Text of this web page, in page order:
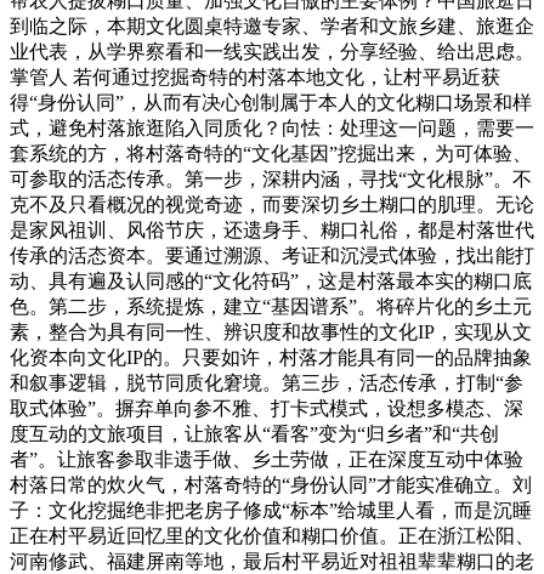
到临之际，本期文化圆桌特邀专家、学者和文旅乡建、旅逛企
业代表，从学界察看和一线实践出发，分享经验、给出思虑。
掌管人 若何通过挖掘奇特的村落本地文化，让村平易近获
得“身份认同”，从而有决心创制属于本人的文化糊口场景和样
式，避免村落旅逛陷入同质化？向怯：处理这一问题，需要一
套系统的方，将村落奇特的“文化基因”挖掘出来，为可体验、
可参取的活态传承。第一步，深耕内涵，寻找“文化根脉”。不
克不及只看概况的视觉奇迹，而要深切乡土糊口的肌理。无论
是家风祖训、风俗节庆，还遗身手、糊口礼俗，都是村落世代
传承的活态资本。要通过溯源、考证和沉浸式体验，找出能打
动、具有遍及认同感的“文化符码”，这是村落最本实的糊口底
色。第二步，系统提炼，建立“基因谱系”。将碎片化的乡土元
素，整合为具有同一性、辨识度和故事性的文化IP，实现从文
化资本向文化IP的。只要如许，村落才能具有同一的品牌抽象
和叙事逻辑，脱节同质化窘境。第三步，活态传承，打制“参
取式体验”。摒弃单向参不雅、打卡式模式，设想多模态、深
度互动的文旅项目，让旅客从“看客”变为“归乡者”和“共创
者”。让旅客参取非遗手做、乡土劳做，正在深度互动中体验
村落日常的炊火气，村落奇特的“身份认同”才能实准确立。刘
子：文化挖掘绝非把老房子修成“标本”给城里人看，而是沉睡
正在村平易近回忆里的文化价值和糊口价值。正在浙江松阳、
河南修武、福建屏南等地，最后村平易近对祖祖辈辈糊口的老